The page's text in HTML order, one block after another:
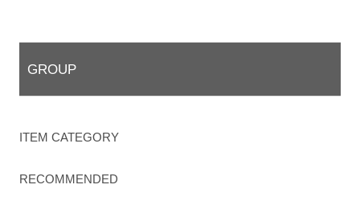
GROUP
ITEM CATEGORY
RECOMMENDED